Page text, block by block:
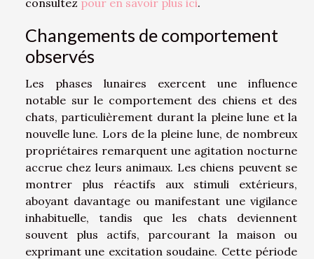
Changements de comportement
observés
Les phases lunaires exercent une influence
notable sur le comportement des chiens et des
chats, particulièrement durant la pleine lune et la
nouvelle lune. Lors de la pleine lune, de nombreux
propriétaires remarquent une agitation nocturne
accrue chez leurs animaux. Les chiens peuvent se
montrer plus réactifs aux stimuli extérieurs,
aboyant davantage ou manifestant une vigilance
inhabituelle, tandis que les chats deviennent
souvent plus actifs, parcourant la maison ou
exprimant une excitation soudaine. Cette période